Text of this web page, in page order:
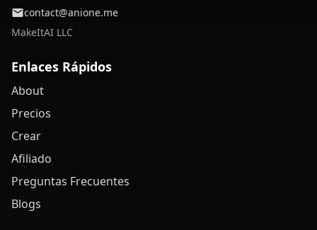
contact@anione.me
MakeItAI LLC
Enlaces Rápidos
About
Precios
Crear
Afiliado
Preguntas Frecuentes
Blogs